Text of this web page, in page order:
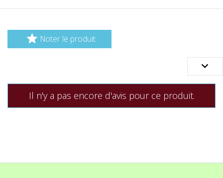
 Noter le produit

Il n'y a pas encore d'avis pour ce produit.